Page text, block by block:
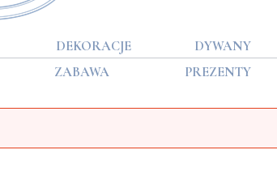
DEKORACJE DYWANY
ZABAWA PREZENTY